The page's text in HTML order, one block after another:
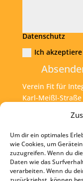
Um dir ein optimales
wie Cookies, um
zuzugreifen. Wenn du
Daten wie das
verarbeiten. Wenn du
Datenschutz
Ich
Verein Fit für
Karl-Meißl-Straße
Tel:+43 1 925 77
Mail: